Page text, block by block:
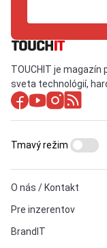
TOUCHIT je
sveta technológií,
O nás / Kontakt
Pre inzerentov
BrandIT
Tmavý režim